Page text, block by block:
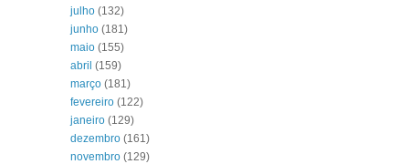
julho (132)
junho (181)
maio (155)
abril (159)
março (181)
fevereiro (122)
janeiro (129)
dezembro (161)
novembro (129)